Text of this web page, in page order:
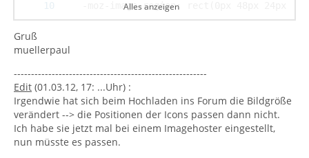
Alles anzeigen
Gruß
muellerpaul
--------------------------------------------------------
Edit (01.03.12, 17: ...Uhr) :
Irgendwie hat sich beim Hochladen ins Forum die Bildgröße
verändert --> die Positionen der Icons passen dann nicht.
Ich habe sie jetzt mal bei einem Imagehoster eingestellt,
nun müsste es passen.